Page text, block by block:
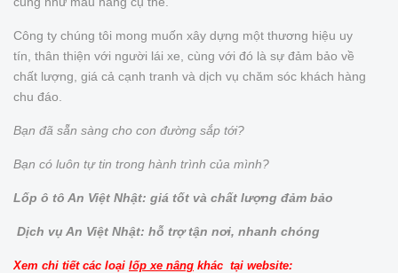
Công ty chúng tôi mong muốn xây dựng một thương hiệu uy
tín, thân thiện với người lái xe, cùng với đó là sự đảm bảo về
chất lượng, giá cả cạnh tranh và dịch vụ chăm sóc khách hàng
chu đáo.
Bạn đã sẵn sàng cho con đường sắp tới?
Bạn có luôn tự tin trong hành trình của mình?
Lốp ô tô An Việt Nhật: giá tốt và chất lượng đảm bảo
Dịch vụ An Việt Nhật: hỗ trợ tận nơi, nhanh chóng
Xem chi tiết các loại lốp xe nâng khác tại website: